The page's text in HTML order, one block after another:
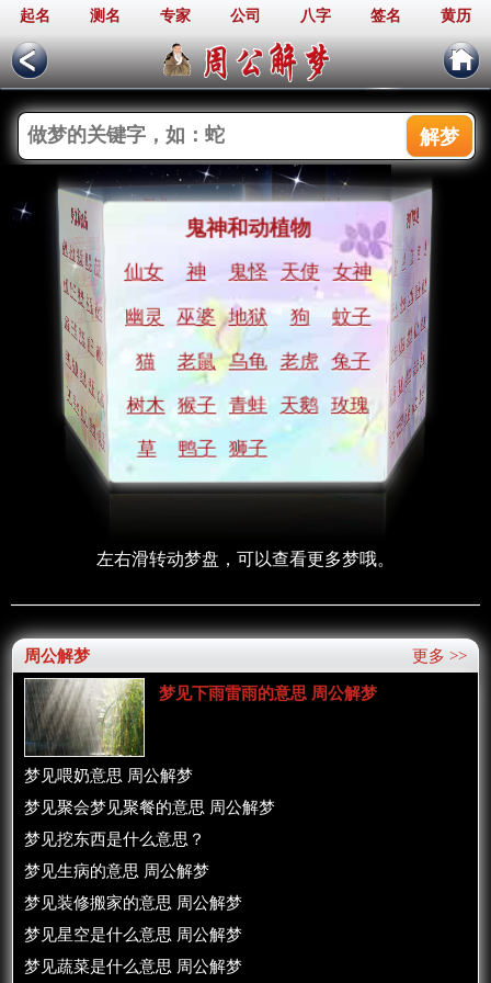
起名 测名 专家 公司 八字 签名 黄历
周公解梦
热门梦境
猫狗
死人少女父母妻子情人
丈夫朋友裸体打人树木
厕所飞机春梦金钱房子
香水流泪乳房仙女鬼怪
人物
父母
老师
小孩
兄弟
医生
和尚
女人
丈夫
同学
领导
同事
小偷
少女
军队
导师
英雄
人群
男孩
生活
告白
爱人
妻子
发誓
遗弃
私奔
抛弃
金钱
婚礼
学校
表扬
惩罚
打架
强盗
比赛
战争
监狱
音乐
身体和物品
裸体身体头发耳朵流泪
心脏肚子拔牙衣服钱包
行李开车汽车帽子钥匙
手机拖鞋吉他钻石匕首
飞机香水剪刀首饰镜子
鬼神和动植物
仙女 神 鬼怪 天使 女神
幽灵 巫婆 地狱 狗 蚊子
猫 老鼠 乌龟 老虎 兔子
树木 猴子 青蛙 天鹅 玫瑰
草 鸭子 狮子
左右滑转动梦盘，可以查看更多梦哦。
更多 >>
周公解梦
梦见下雨雷雨的意思 周公解梦
梦见喂奶意思 周公解梦
梦见聚会梦见聚餐的意思 周公解梦
梦见挖东西是什么意思？
梦见生病的意思 周公解梦
梦见装修搬家的意思 周公解梦
梦见星空是什么意思 周公解梦
梦见蔬菜是什么意思 周公解梦